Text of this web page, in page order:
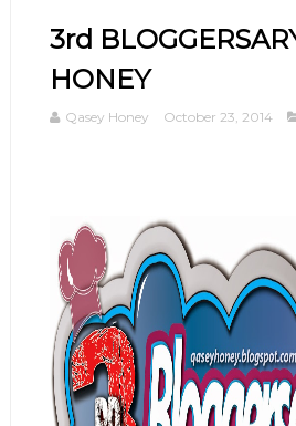
3rd
HONEY
Qasey Honey October 23, 2014